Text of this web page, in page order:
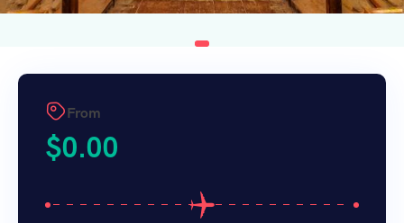
From
$0.00